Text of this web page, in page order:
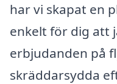
har vi skapat en
enkelt för dig att
erbjudanden på
skräddarsydda